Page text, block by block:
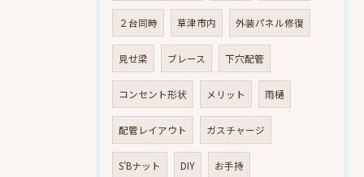
２台同時 草津市内 外装パネル修復
見せ梁 ブレース 下穴配管
コンセント形状 メリット 雨樋
配管レイアウト ガスチャージ
S’Bナット DIY お手持